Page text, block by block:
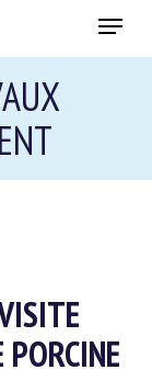
Menu
BIEN-ÊTRE